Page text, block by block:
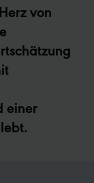
von
einer